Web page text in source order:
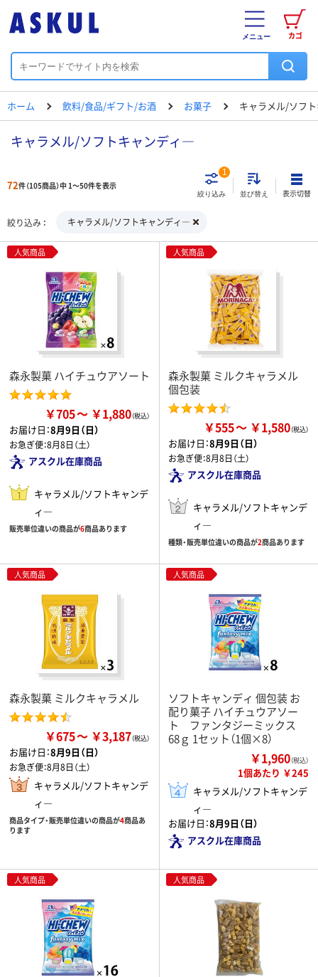
カゴ
メニュー
ホーム 飲料/食品/ギフト/お酒 お菓子 キャラメル/ソフ
キャラメル/ソフトキャンディ―
72件（105商品）中 1～50件を表示
絞り込み
1
並び替え 表示切替
絞り込み キャラメル/ソフトキャンディ―
人気商品
森永製菓 ハイチュウアソート
￥705 ￥1,880
お届け日：8月9日（日）
お急ぎ便：8月8日（土）
アスクル在庫商品
キャラメル/ソフトキャンデ
ィ―
販売単位違いの商品が6商品あります
人気商品
森永製菓 ミルクキャラメル
個包装
￥555 ￥1,580
お届け日：8月9日（日）
お急ぎ便：8月8日（土）
アスクル在庫商品
キャラメル/ソフトキャンデ
ィ―
種類・販売単位違いの商品が2商品あります
人気商品
森永製菓 ミルクキャラメル
￥675 ￥3,187
お届け日：8月9日（日）
お急ぎ便：8月8日（土）
キャラメル/ソフトキャンデ
ィ―
商品タイプ・販売単位違いの商品が4商品あ
ります
人気商品
ソフトキャンディ 個包装 お
配り菓子 ハイチュウアソー
ト ファンタジーミックス
68ｇ 1セット（1個×8）
￥1,960（税込）
1個あたり ￥245
キャラメル/ソフトキャンデ
ィ―
お届け日：8月9日（日）
アスクル在庫商品
人気商品 人気商品